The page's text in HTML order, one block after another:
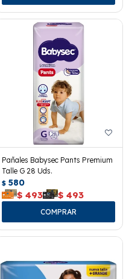
Pañales Babysec Pants Premium
Talle G 28 Uds.
$ 580
$ 493 $ 493